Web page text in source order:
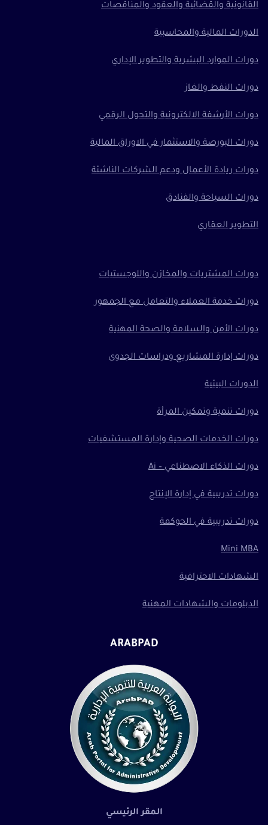
القانونية والقضائية والعقود والمناقصات
الدورات المالية والمحاسبية
دورات الموارد البشرية والتطوير الإداري
دورات النفط والغاز
دورات الأرشفة الالكترونية والتحول الرقمي
دورات البورصة والاستثمار في الاوراق المالية
دورات ريادة الأعمال ودعم الشركات الناشئة
دورات السياحة والفنادق
التطوير العقاري
دورات المشتريات والمخازن واللوجستيات
دورات خدمة العملاء والتعامل مع الجمهور
دورات الأمن والسلامة والصحة المهنية
دورات إدارة المشاريع ودراسات الجدوى
الدورات البيئية
دورات تنمية وتمكين المرأة
دورات الخدمات الصحية وإدارة المستشفيات
دورات الذكاء الاصطناعي – Ai
دورات تدريبية في إدارة الإنتاج
دورات تدريبية في الحوكمة
Mini MBA
الشهادات الاحترافية
الدبلومات والشهادات المهنية
ARABPAD
المقر الرئيسي